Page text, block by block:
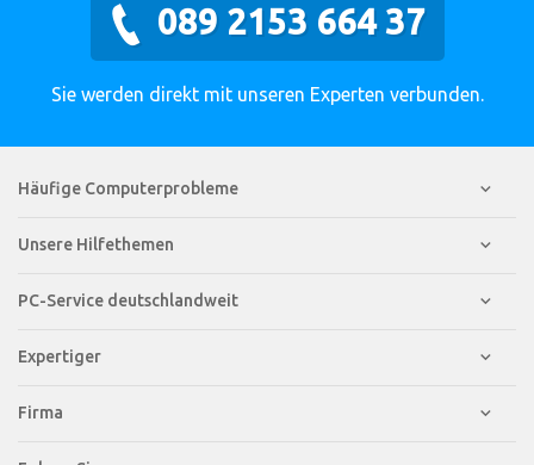
089 2153 664 37
Sie werden direkt mit unseren Experten verbunden.
Häufige Computerprobleme
Unsere Hilfethemen
PC-Service deutschlandweit
Expertiger
Firma